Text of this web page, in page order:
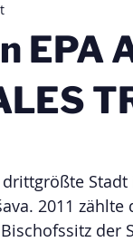
EPA
2011
der